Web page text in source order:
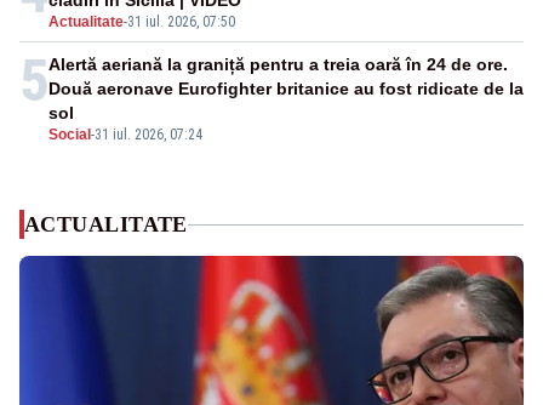
Actualitate-31 iul. 2026, 07:50
5
Social -31 iul. 2026, 07:24
Alertă aeriană la graniță pentru a treia oară în 24 de ore.
Două aeronave Eurofighter britanice au fost ridicate de la
sol
ACTUALITATE